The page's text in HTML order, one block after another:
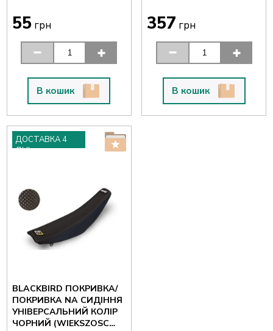
55 грн
В кошик
357 грн
В кошик
ДОСТАВКА 4
ДНІ
BLACKBIRD ПОКРИВКА/
ПОКРИВКА NA СИДІННЯ
УНІВЕРСАЛЬНИЙ КОЛІР
ЧОРНИЙ (WIEKSZOSC